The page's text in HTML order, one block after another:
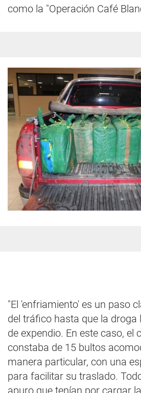
como la "Operación Café
"El 'enfriamiento' es un paso
del tráfico hasta que la droga
de expendio. En este caso, el
constaba de 15 bultos
manera particular, con una
para facilitar su traslado.